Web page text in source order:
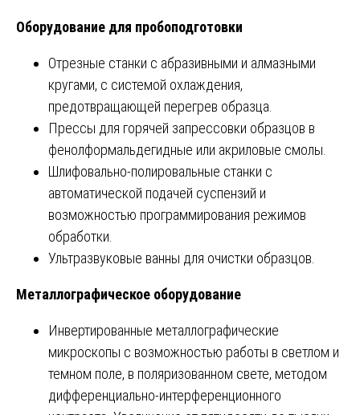
Оборудование для пробоподготовки
Отрезные станки с абразивными и алмазными
кругами, с системой охлаждения,
предотвращающей перегрев образца.
Прессы для горячей запрессовки образцов в
фенолформальдегидные или акриловые смолы.
Шлифовально-полировальные станки с
автоматической подачей суспензий и
возможностью программирования режимов
обработки.
Ультразвуковые ванны для очистки образцов.
Металлографическое оборудование
Инвертированные металлографические
микроскопы с возможностью работы в светлом и
темном поле, в поляризованном свете, методом
дифференциально-интерференционного